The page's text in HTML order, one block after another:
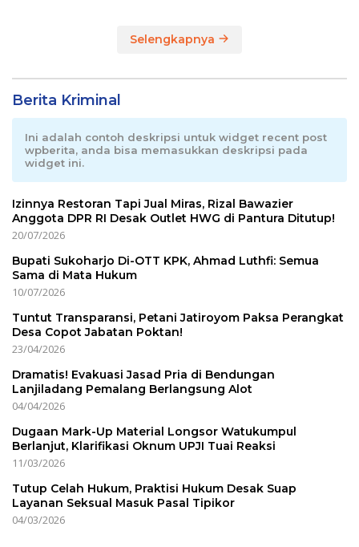
Selengkapnya
Berita Kriminal
Ini adalah contoh deskripsi untuk widget recent post
wpberita, anda bisa memasukkan deskripsi pada
widget ini.
Izinnya Restoran Tapi Jual Miras, Rizal Bawazier
Anggota DPR RI Desak Outlet HWG di Pantura Ditutup!
20/07/2026
Bupati Sukoharjo Di-OTT KPK, Ahmad Luthfi: Semua
Sama di Mata Hukum
10/07/2026
Tuntut Transparansi, Petani Jatiroyom Paksa Perangkat
Desa Copot Jabatan Poktan!
23/04/2026
Dramatis! Evakuasi Jasad Pria di Bendungan
Lanjiladang Pemalang Berlangsung Alot
04/04/2026
Dugaan Mark-Up Material Longsor Watukumpul
Berlanjut, Klarifikasi Oknum UPJI Tuai Reaksi
11/03/2026
Tutup Celah Hukum, Praktisi Hukum Desak Suap
Layanan Seksual Masuk Pasal Tipikor
04/03/2026